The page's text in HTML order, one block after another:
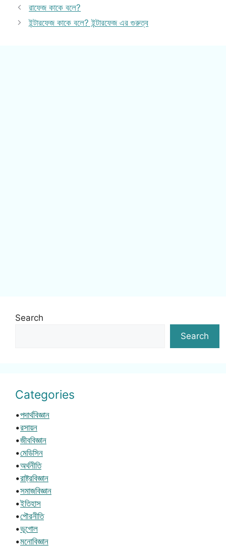
রাফেজ কাকে বলে?
ইন্টারফেজ কাকে বলে? ইন্টারফেজ এর গুরুত্ব
Search
Search
Categories
•পদার্থবিজ্ঞান
•রসায়ন
•জীববিজ্ঞান
•মেডিসিন
•অর্থনীতি
•রাষ্ট্রবিজ্ঞান
•সমাজবিজ্ঞান
•ইতিহাস
•পৌরনীতি
•ভূগোল
•মনোবিজ্ঞান